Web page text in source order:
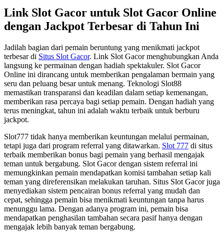
Link Slot Gacor untuk Slot Gacor Online
dengan Jackpot Terbesar di Tahun Ini
Jadilah bagian dari pemain beruntung yang menikmati jackpot
terbesar di Situs Slot Gacor. Link Slot Gacor menghubungkan Anda
langsung ke permainan dengan hadiah spektakuler. Slot Gacor
Online ini dirancang untuk memberikan pengalaman bermain yang
seru dan peluang besar untuk menang. Teknologi Slot88
memastikan transparansi dan keadilan dalam setiap kemenangan,
memberikan rasa percaya bagi setiap pemain. Dengan hadiah yang
terus meningkat, tahun ini adalah waktu terbaik untuk berburu
jackpot.
Slot777 tidak hanya memberikan keuntungan melalui permainan,
tetapi juga dari program referral yang ditawarkan. Slot 777 di situs
terbaik memberikan bonus bagi pemain yang berhasil mengajak
teman untuk bergabung. Slot Gacor dengan sistem referral ini
memungkinkan pemain mendapatkan komisi tambahan setiap kali
teman yang direferensikan melakukan taruhan. Situs Slot Gacor juga
menyediakan sistem pencairan bonus referral yang mudah dan
cepat, sehingga pemain bisa menikmati keuntungan tanpa harus
menunggu lama. Dengan adanya program ini, pemain bisa
mendapatkan penghasilan tambahan secara pasif hanya dengan
mengajak lebih banyak teman bergabung.